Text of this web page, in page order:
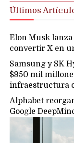
Últimos
Elon Musk lanza
convertir X en
Samsung y SK
$950 mil
infraestructura
Alphabet
Google